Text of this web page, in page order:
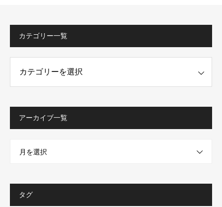
カテゴリー一覧
アーカイブ一覧
月を選択
タグ